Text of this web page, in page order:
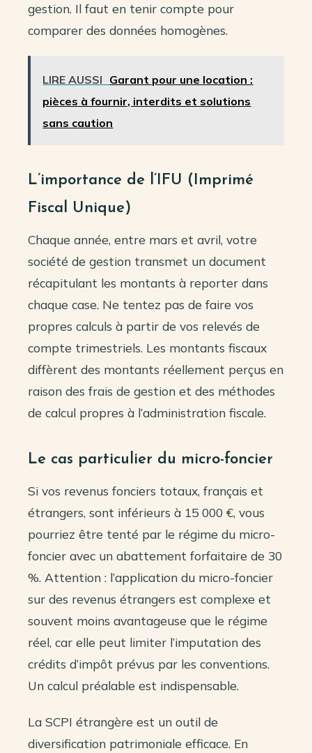
gestion. Il faut en tenir compte pour
comparer des données homogènes.
LIRE AUSSI Garant pour une location :
pièces à fournir, interdits et solutions
sans caution
L’importance de l’IFU (Imprimé
Fiscal Unique)
Chaque année, entre mars et avril, votre
société de gestion transmet un document
récapitulant les montants à reporter dans
chaque case. Ne tentez pas de faire vos
propres calculs à partir de vos relevés de
compte trimestriels. Les montants fiscaux
diffèrent des montants réellement perçus en
raison des frais de gestion et des méthodes
de calcul propres à l’administration fiscale.
Le cas particulier du micro-foncier
Si vos revenus fonciers totaux, français et
étrangers, sont inférieurs à 15 000 €, vous
pourriez être tenté par le régime du micro-
foncier avec un abattement forfaitaire de 30
%. Attention : l’application du micro-foncier
sur des revenus étrangers est complexe et
souvent moins avantageuse que le régime
réel, car elle peut limiter l’imputation des
crédits d’impôt prévus par les conventions.
Un calcul préalable est indispensable.
La SCPI étrangère est un outil de
diversification patrimoniale efficace. En